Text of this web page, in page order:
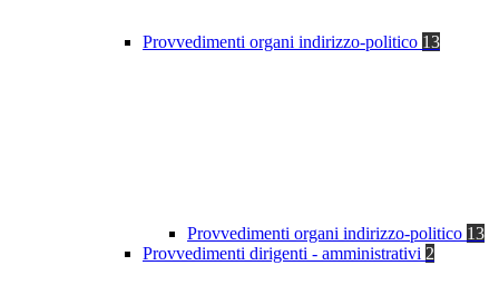
Provvedimenti organi indirizzo-politico 13
Provvedimenti organi indirizzo-politico 13
Provvedimenti dirigenti - amministrativi 2